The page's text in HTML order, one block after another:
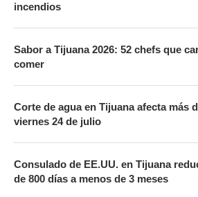
incendios
Sabor a Tijuana 2026: 52 chefs que
comer
Corte de agua en Tijuana afecta más
viernes 24 de julio
Consulado de EE.UU. en Tijuana
de 800 días a menos de 3 meses